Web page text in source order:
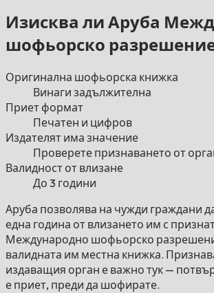
Изисква ли Аруба
шофьорско
Оригинална шофьорска книжка
Винаги задължителна
Приет формат
Печатен и цифров
Издателят има значение
Проверете признаването от
Валидност от влизане
До 3 години
Аруба позволява на чужди граждани
една година от влизането им с
Международно шофьорско
валидната им местна книжка.
издаващия орган е важно тук —
е приет, преди да шофирате.